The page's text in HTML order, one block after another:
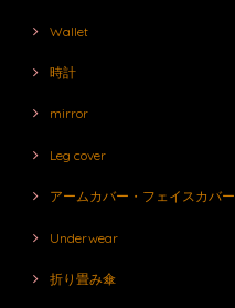
Wallet
時計
mirror
Leg cover
アームカバー・フェイスカバー
Underwear
折り畳み傘